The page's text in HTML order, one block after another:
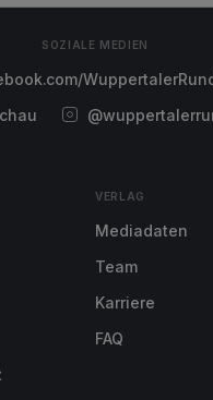
SOZIALE MEDIEN
VERLAG
Mediadaten
Team
Karriere
FAQ